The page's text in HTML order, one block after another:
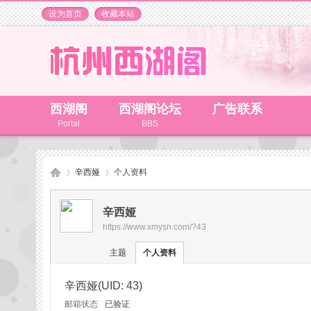
设为首页 收藏本站
西湖阁
Portal
西湖阁论坛
BBS
广告联系
›
辛西娅 个人资料
辛西娅
https://www.xmysn.com/?43
主题 个人资料
辛西娅(UID: 43)
邮箱状态 已验证